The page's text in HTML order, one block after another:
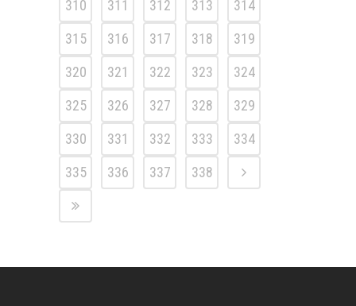
310
311 312 313
314
315
316 317 318
319
320
321 322 323
324
325
326 327 328
329
330
331 332 333
334
335
336 337 338